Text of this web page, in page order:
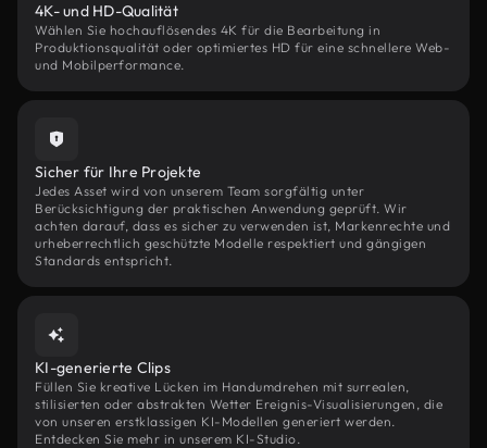
4K- und HD-Qualität
Wählen Sie hochauflösendes 4K für die Bearbeitung in
Produktionsqualität oder optimiertes HD für eine schnellere Web-
und Mobilperformance.
Sicher für Ihre Projekte
Jedes Asset wird von unserem Team sorgfältig unter
Berücksichtigung der praktischen Anwendung geprüft. Wir
achten darauf, dass es sicher zu verwenden ist, Markenrechte und
urheberrechtlich geschützte Modelle respektiert und gängigen
Standards entspricht.
KI-generierte Clips
Füllen Sie kreative Lücken im Handumdrehen mit surrealen,
stilisierten oder abstrakten Wetter Ereignis-Visualisierungen, die
von unseren erstklassigen KI-Modellen generiert werden.
Entdecken Sie mehr in unserem KI-Studio.